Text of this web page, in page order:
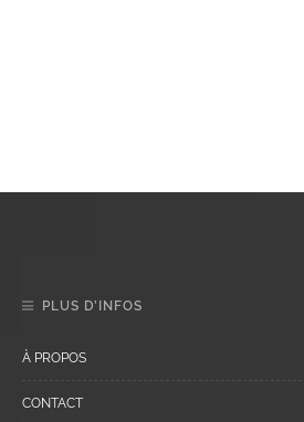
PLUS D’INFOS
À PROPOS
CONTACT